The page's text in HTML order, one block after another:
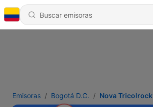
Emisoras Bogotá D.C. Nova Tricolrock